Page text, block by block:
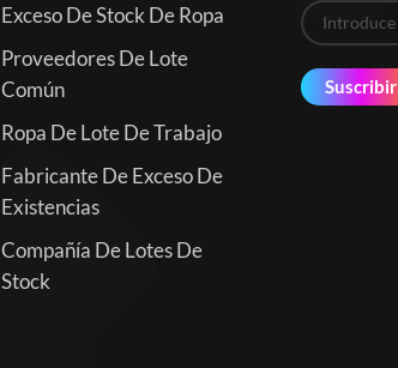
Exceso De Stock De Ropa
Proveedores De Lote
Común
Ropa De Lote De Trabajo
Fabricante De Exceso De
Existencias
Compañía De Lotes De
Stock
Suscribir